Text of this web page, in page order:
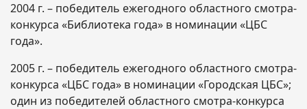
2004 г. – победитель ежегодного областного смотра-
конкурса «Библиотека года» в номинации «ЦБС
года».
2005 г. – победитель ежегодного областного смотра-
конкурса «ЦБС года» в номинации «Городская ЦБС»;
один из победителей областного смотра-конкурса